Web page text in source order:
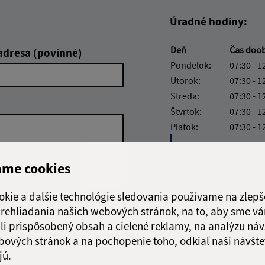
cookies
a ďalšie technológie sledovania používame na
našich webových stránok, na to, aby sme
prispôsobený obsah a cielené reklamy, na analýzu
stránok a na pochopenie toho, odkiaľ naši
(povinné)
Google reCaptcha Response
Odoslať správu
Úradné hodiny:
Deň Čas
Pondelok:
07:30 -
Utorok:
07:30 -
Streda:
07:30 -
Štvrtok:
07:30 -
Piatok:
07:30 -